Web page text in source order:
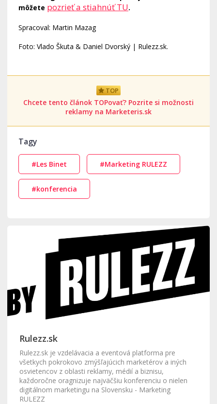
môžete pozrieť a stiahnúť TU.
Spracoval: Martin Mazag
Foto: Vlado Škuta & Daniel Dvorský | Rulezz.sk.
TOP
Chcete tento článok TOPovať? Pozrite si možnosti
reklamy na Marketeris.sk
Tagy
#Les Binet #Marketing RULEZZ
#konferencia
Rulezz.sk
Rulezz.sk je vzdelávacia a eventová platforma pre
všetkych pokrokovo zmýšľajúcich marketérov a iných
osvietencov z oblasti reklamy, médií a biznisu,
každoročne oragnizuje najväčšiu konferenciu o nielen
digitálnom marketingu na Slovensku - Marketing
RULEZZ